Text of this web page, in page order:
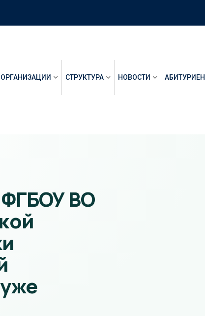
СТРУКТУРА НОВОСТИ
ВО
уже